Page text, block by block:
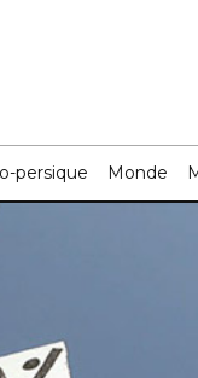
persique Monde